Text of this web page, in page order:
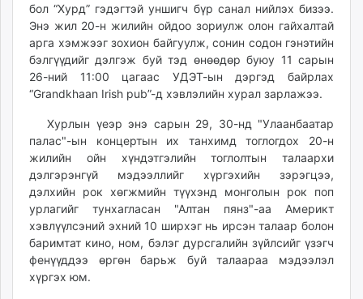
Livetv.mn
Eguur.mn
24tsag.mn
shuud.mn
eagle.mn
zarig.mn
today.mn
zuv.mn
mminfo.mn
ugluu.mn
urlag.mn
unen.mn
asu.mn
бол “Хурд” гэдэгтэй уншигч бүр санал нийлэх бизээ.
Энэ жил 20-н жилийн ойдоо зориулж олон гайхалтай
арга хэмжээг зохион байгуулж, сонин содон гэнэтийн
бэлгүүдийг дэлгэж буй тэд өнөөдөр буюу 11 сарын
26-ний 11:00 цагаас УДЭТ-ын дэргэд байрлах
“Grandkhaan Irish pub”-д хэвлэлийн хурал зарлажээ.
Хурлын үеэр энэ сарын 29, 30-нд "Улаанбаатар
палас"-ын концертын их танхимд тоглогдох 20-н
жилийн ойн хүндэтгэлийн тоглолтын талаархи
дэлгэрэнгүй мэдээллийг хүргэхийн зэрэгцээ,
дэлхийн рок хөгжмийн түүхэнд монголын рок поп
урлагийг тунхагласан "Алтан пянз"-аа Америкт
хэвлүүлсэний эхний 10 ширхэг нь ирсэн талаар болон
баримтат кино, ном, бэлэг дурсгалийн зүйлсийг үзэгч
фенүүддээ өргөн барьж буй талаараа мэдээлэл
хүргэх юм.